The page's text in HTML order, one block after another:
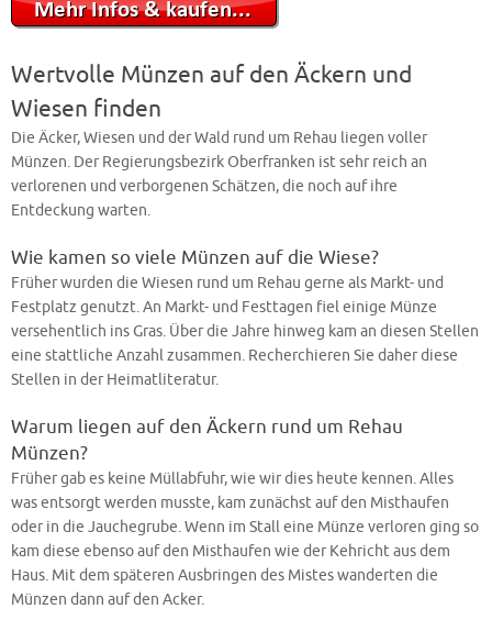
Wertvolle Münzen auf den Äckern und
Wiesen finden
Die Äcker, Wiesen und der Wald rund um Rehau liegen voller
Münzen. Der Regierungsbezirk Oberfranken ist sehr reich an
verlorenen und verborgenen Schätzen, die noch auf ihre
Entdeckung warten.
Wie kamen so viele Münzen auf die Wiese?
Früher wurden die Wiesen rund um Rehau gerne als Markt- und
Festplatz genutzt. An Markt- und Festtagen fiel einige Münze
versehentlich ins Gras. Über die Jahre hinweg kam an diesen Stellen
eine stattliche Anzahl zusammen. Recherchieren Sie daher diese
Stellen in der Heimatliteratur.
Warum liegen auf den Äckern rund um Rehau
Münzen?
Früher gab es keine Müllabfuhr, wie wir dies heute kennen. Alles
was entsorgt werden musste, kam zunächst auf den Misthaufen
oder in die Jauchegrube. Wenn im Stall eine Münze verloren ging so
kam diese ebenso auf den Misthaufen wie der Kehricht aus dem
Haus. Mit dem späteren Ausbringen des Mistes wanderten die
Münzen dann auf den Acker.